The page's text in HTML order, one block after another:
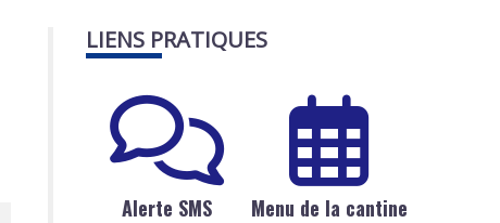
LIENS PRATIQUES
Alerte SMS Menu de la cantine